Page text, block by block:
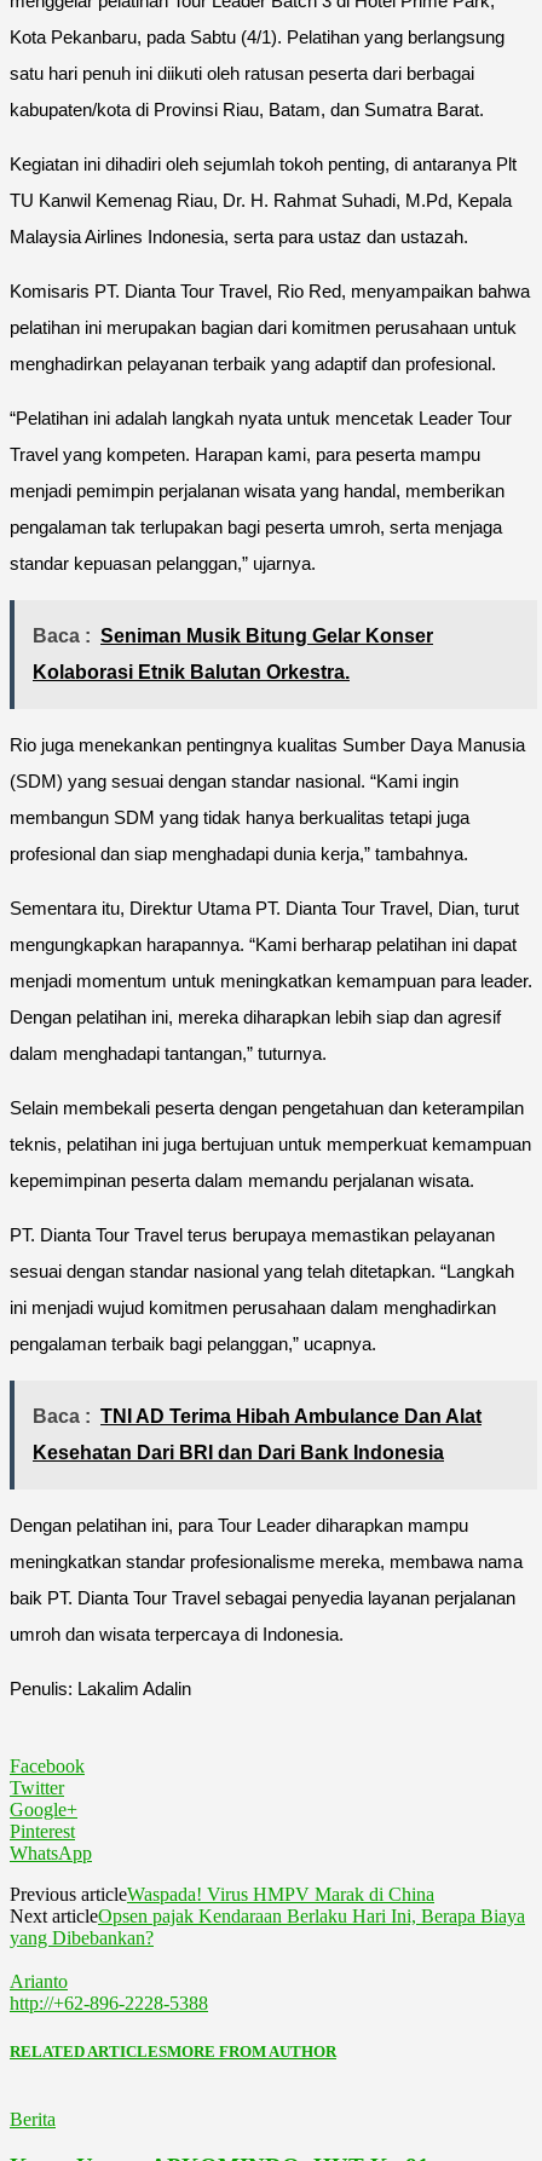
Kota Pekanbaru, pada Sabtu (4/1). Pelatihan yang berlangsung
satu hari penuh ini diikuti oleh ratusan peserta dari berbagai
kabupaten/kota di Provinsi Riau, Batam, dan Sumatra Barat.
Kegiatan ini dihadiri oleh sejumlah tokoh penting, di antaranya Plt
TU Kanwil Kemenag Riau, Dr. H. Rahmat Suhadi, M.Pd, Kepala
Malaysia Airlines Indonesia, serta para ustaz dan ustazah.
Komisaris PT. Dianta Tour Travel, Rio Red, menyampaikan bahwa
pelatihan ini merupakan bagian dari komitmen perusahaan untuk
menghadirkan pelayanan terbaik yang adaptif dan profesional.
“Pelatihan ini adalah langkah nyata untuk mencetak Leader Tour
Travel yang kompeten. Harapan kami, para peserta mampu
menjadi pemimpin perjalanan wisata yang handal, memberikan
pengalaman tak terlupakan bagi peserta umroh, serta menjaga
standar kepuasan pelanggan,” ujarnya.
Baca : Seniman Musik Bitung Gelar Konser
Kolaborasi Etnik Balutan Orkestra.
Rio juga menekankan pentingnya kualitas Sumber Daya Manusia
(SDM) yang sesuai dengan standar nasional. “Kami ingin
membangun SDM yang tidak hanya berkualitas tetapi juga
profesional dan siap menghadapi dunia kerja,” tambahnya.
Sementara itu, Direktur Utama PT. Dianta Tour Travel, Dian, turut
mengungkapkan harapannya. “Kami berharap pelatihan ini dapat
menjadi momentum untuk meningkatkan kemampuan para leader.
Dengan pelatihan ini, mereka diharapkan lebih siap dan agresif
dalam menghadapi tantangan,” tuturnya.
Selain membekali peserta dengan pengetahuan dan keterampilan
teknis, pelatihan ini juga bertujuan untuk memperkuat kemampuan
kepemimpinan peserta dalam memandu perjalanan wisata.
PT. Dianta Tour Travel terus berupaya memastikan pelayanan
sesuai dengan standar nasional yang telah ditetapkan. “Langkah
ini menjadi wujud komitmen perusahaan dalam menghadirkan
pengalaman terbaik bagi pelanggan,” ucapnya.
Baca : TNI AD Terima Hibah Ambulance Dan Alat
Kesehatan Dari BRI dan Dari Bank Indonesia
Dengan pelatihan ini, para Tour Leader diharapkan mampu
meningkatkan standar profesionalisme mereka, membawa nama
baik PT. Dianta Tour Travel sebagai penyedia layanan perjalanan
umroh dan wisata terpercaya di Indonesia.
Penulis: Lakalim Adalin
Facebook
Twitter
Google+
Pinterest
WhatsApp
Previous articleWaspada! Virus HMPV Marak di China
Next articleOpsen pajak Kendaraan Berlaku Hari Ini, Berapa Biaya
yang Dibebankan?
Arianto
http://+62-896-2228-5388
RELATED ARTICLESMORE FROM AUTHOR
Berita